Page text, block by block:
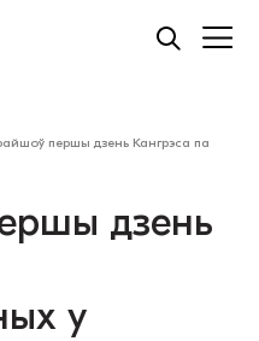
першы дзень Кангрэса па
дзень
у